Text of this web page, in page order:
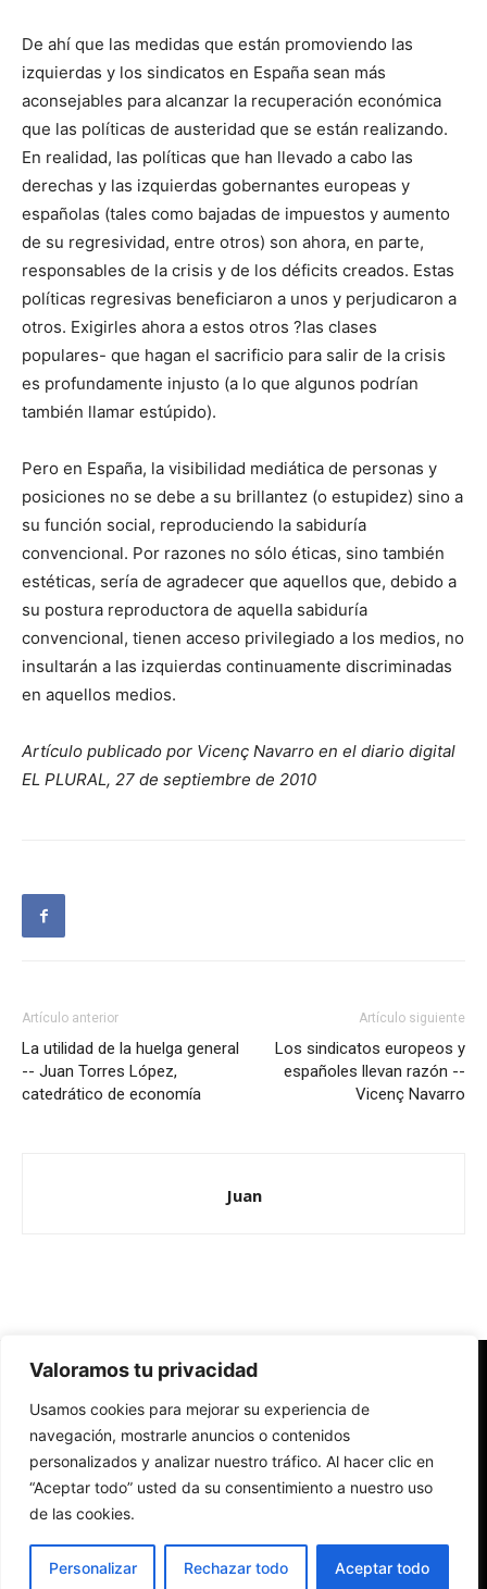
Valoramos tu privacidad
Usamos cookies para mejorar su experiencia de
navegación, mostrarle anuncios o contenidos
personalizados y analizar nuestro tráfico. Al hacer clic en
“Aceptar todo” usted da su consentimiento a nuestro uso
de las cookies.
Personalizar Rechazar todo Aceptar todo
De ahí que las medidas que están promoviendo las
izquierdas y los sindicatos en España sean más
aconsejables para alcanzar la recuperación económica
que las políticas de austeridad que se están realizando.
En realidad, las políticas que han llevado a cabo las
derechas y las izquierdas gobernantes europeas y
españolas (tales como bajadas de impuestos y aumento
de su regresividad, entre otros) son ahora, en parte,
responsables de la crisis y de los déficits creados. Estas
políticas regresivas beneficiaron a unos y perjudicaron a
otros. Exigirles ahora a estos otros ?las clases
populares- que hagan el sacrificio para salir de la crisis
es profundamente injusto (a lo que algunos podrían
también llamar estúpido).
Pero en España, la visibilidad mediática de personas y
posiciones no se debe a su brillantez (o estupidez) sino a
su función social, reproduciendo la sabiduría
convencional. Por razones no sólo éticas, sino también
estéticas, sería de agradecer que aquellos que, debido a
su postura reproductora de aquella sabiduría
convencional, tienen acceso privilegiado a los medios, no
insultarán a las izquierdas continuamente discriminadas
en aquellos medios.
Artículo publicado por Vicenç Navarro en el diario digital
EL PLURAL, 27 de septiembre de 2010
Artículo anterior
La utilidad de la huelga general
-- Juan Torres López,
catedrático de economía
Artículo siguiente
Los sindicatos europeos y
españoles llevan razón --
Vicenç Navarro
Juan
Redes Cristianas
Una mirada alternativa sobre la Iglesia católica y la sociedad
- Colectivos de Redes Cristianas